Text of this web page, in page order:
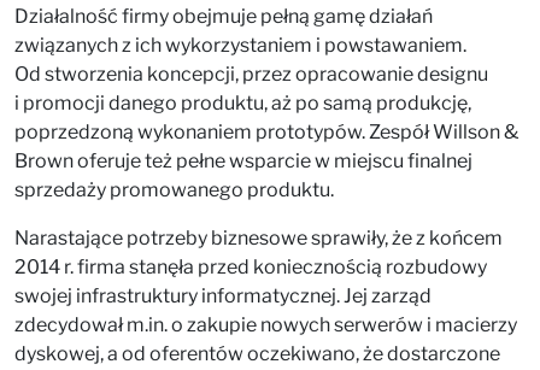
Działalność firmy obejmuje pełną gamę działań
związanych z ich wykorzystaniem i powstawaniem.
Od stworzenia koncepcji, przez opracowanie designu
i promocji danego produktu, aż po samą produkcję,
poprzedzoną wykonaniem prototypów. Zespół Willson &
Brown oferuje też pełne wsparcie w miejscu finalnej
sprzedaży promowanego produktu.
Narastające potrzeby biznesowe sprawiły, że z końcem
2014 r. firma stanęła przed koniecznością rozbudowy
swojej infrastruktury informatycznej. Jej zarząd
zdecydował m.in. o zakupie nowych serwerów i macierzy
dyskowej, a od oferentów oczekiwano, że dostarczone